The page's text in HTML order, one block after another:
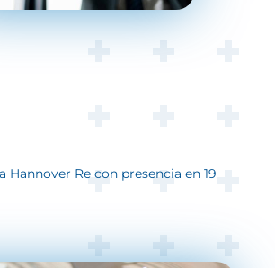
Hannover Re con presencia en 19